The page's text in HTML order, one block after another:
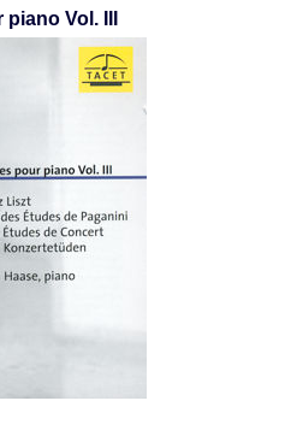
Vol. III